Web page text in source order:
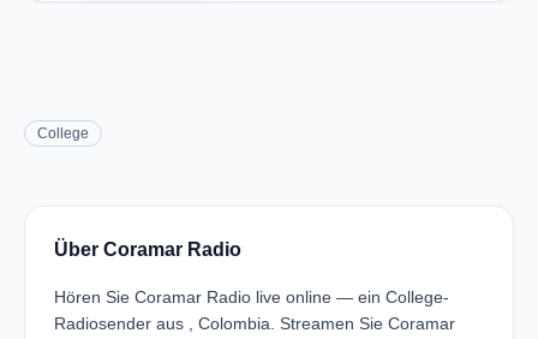
College
Über Coramar Radio
Hören Sie Coramar Radio live online — ein College-
Radiosender aus , Colombia. Streamen Sie Coramar